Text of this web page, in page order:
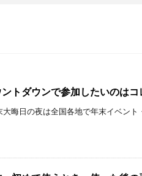
トダウンで参加したいのはコ
晦日の夜は全国各地で年末イベント